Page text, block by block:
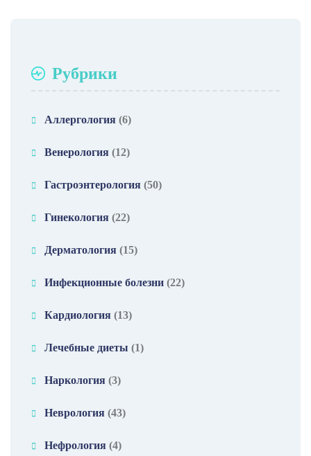
Рубрики
Аллергология (6)
Венерология (12)
Гастроэнтерология (50)
Гинекология (22)
Дерматология (15)
Инфекционные болезни (22)
Кардиология (13)
Лечебные диеты (1)
Наркология (3)
Неврология (43)
Нефрология (4)